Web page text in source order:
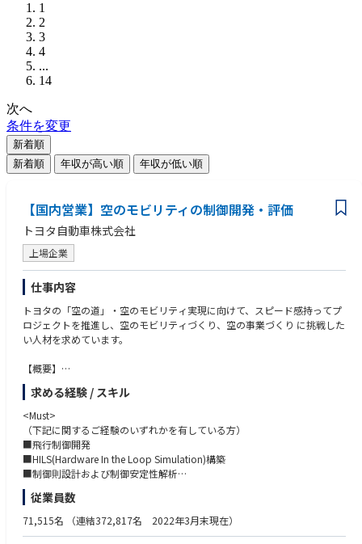
1
2
3
4
...
14
次へ
条件を変更
新着順
新着順
年収が高い順 年収が低い順
【国内営業】空のモビリティの制御開発・評価
トヨタ自動車株式会社
上場企業
仕事内容
トヨタの「空の道」・空のモビリティ実現に向けて、スピード感持ってプ
ロジェクトを推進し、空のモビリティづくり、空の事業づくり に挑戦した
い人材を求めています。
【概要】
Joby社が開発するeVTOLの実用化に向けた協業を推進しています。航空
機開発・品質のつくり込みを学びながらトヨタの空モビリティを実現する
ことで、移動の距離と時間の感覚が変わるモビリティを提供していきま
す。
新たに空のモビリティとしてeVTOLという新しい選択肢が加わる未来
は、多くの人たちの生活をさらに豊かにしていくと期待されています。こ
のeVTOL開発には多くの企業が参画していることから、機体開発に加え、
に本腰を入れています。
今後社会的ニーズが高まる空のモビリティを世界に先駆けて実現するため
に、Joby社との開発・生産協業を推進することができる仕事です。
求める経験 / スキル
<Must>
（下記に関するご経験のいずれかを有している方）
■飛行制御開発
■HILS(Hardware In the Loop Simulation)構築
■制御則設計および制御安定性解析
■航空システムインテグレーション
■各種システム制御開発
■Tools (Matlab/Simulink, Python, GitHub)
従業員数
71,515名 （連結372,817名 2022年3月末現在）